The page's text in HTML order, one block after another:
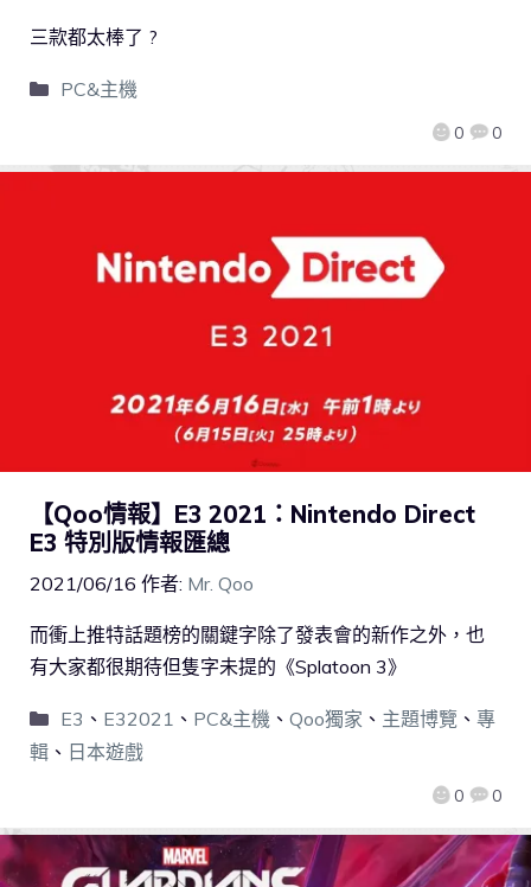
0 0
三款都太棒了 ?
PC&主機
【Qoo情報】E3 2021：Nintendo Direct
E3 特別版情報匯總
2021/06/16 作者: Mr. Qoo
0 0
而衝上推特話題榜的關鍵字除了發表會的新作之外，也
有大家都很期待但隻字未提的《Splatoon 3》
E3 、 E32021 、 PC&主機、 Qoo獨家 、 主題博覽 、 專
輯 、 日本遊戲